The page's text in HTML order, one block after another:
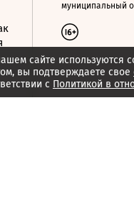
сайте используются
вы подтверждаете свое
с Политикой в
муниципальный